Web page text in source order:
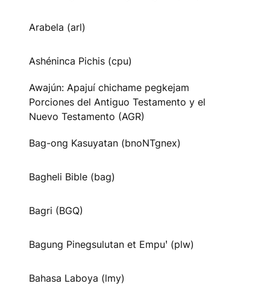
Arabela (arl)
Ashéninca Pichis (cpu)
Awajún: Apajuí chichame pegkejam
Porciones del Antiguo Testamento y el
Nuevo Testamento (AGR)
Bag-ong Kasuyatan (bnoNTgnex)
Bagheli Bible (bag)
Bagri (BGQ)
Bagung Pinegsulutan et Empuꞌ (plw)
Bahasa Laboya (lmy)